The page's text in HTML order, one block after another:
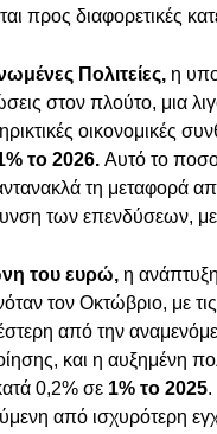
προς διαφορετικές
Πολιτείες, η
στον πλούτο, μια
οικονομικές
το 2026. Αυτό το
τη μεταφορά
των επενδύσεων,
του ευρώ, η
τον Οκτώβριο, με
από την
και η αυξημένη
0,2% σε 1% το 2025.
από ισχυρότερη